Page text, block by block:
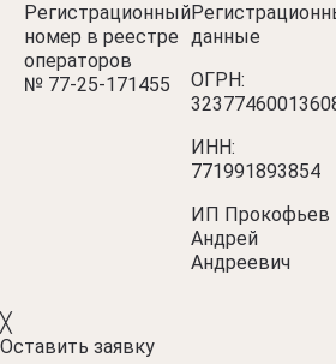
Регистрационный
номер в реестре
операторов
№ 77‑25‑171455
данные
ОГРН:
ИНН:
771991893854
ИП Прокофьев
Андрей
Андреевич
╳
Оставить заявку